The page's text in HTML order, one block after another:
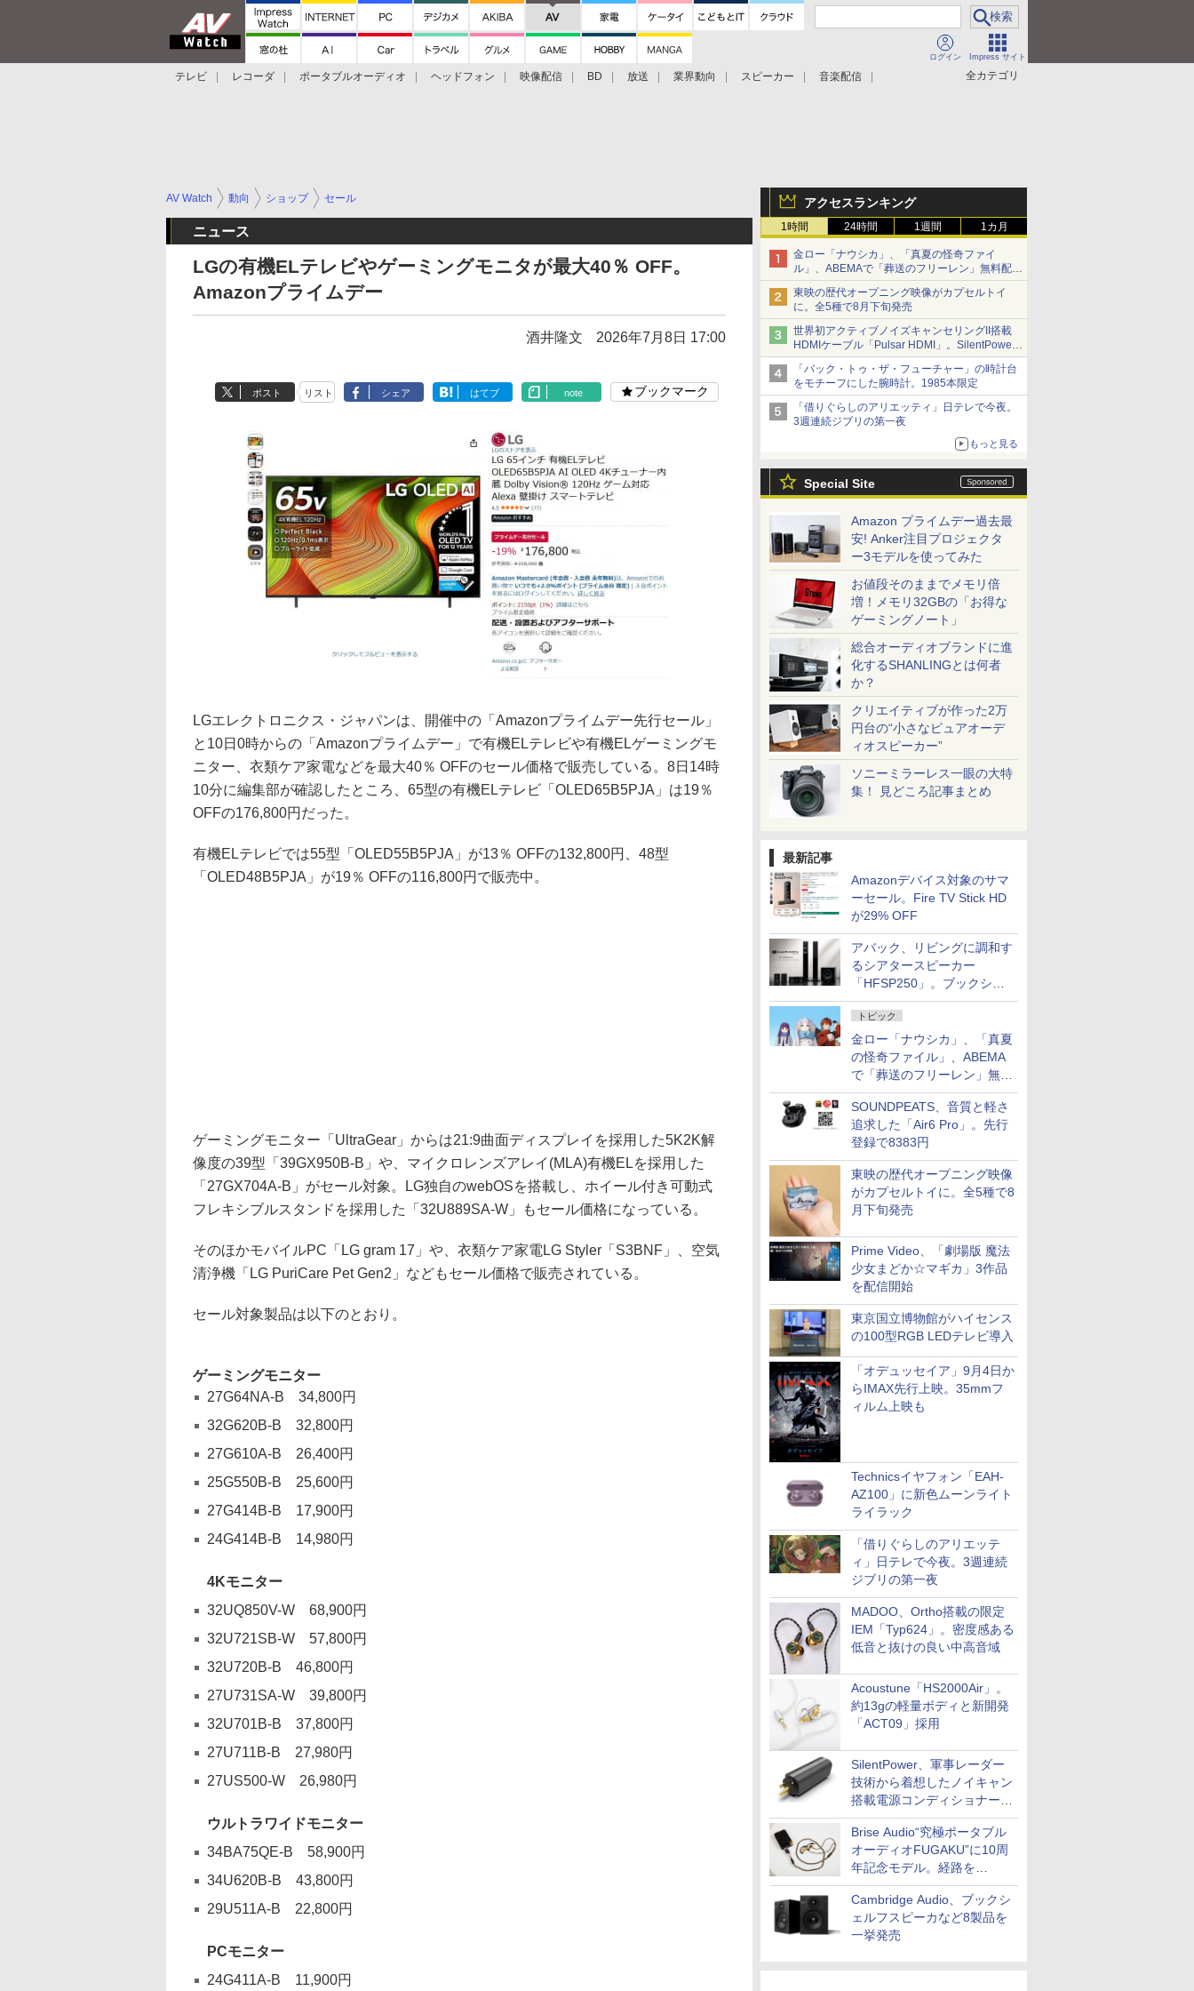
ログイン Impress サイト
全カテゴリ
テレビ レコーダ ポータブルオーディオ ヘッドフォン 映像配信 BD 放送 業界動向 スピーカー
音楽配信
アクセスランキング
1時間 24時間 1週間 1カ月
金ロー「ナウシカ」、「真夏の怪奇ファイ
ル」、ABEMAで「葬送のフリーレン」無料配信
など。夏の特番・配信情報
東映の歴代オープニング映像がカプセルトイ
に。全5種で8月下旬発売
世界初アクティブノイズキャンセリングII搭載
HDMIケーブル「Pulsar HDMI」。SilentPower
から
「バック・トゥ・ザ・フューチャー」の時計台
をモチーフにした腕時計。1985本限定
「借りぐらしのアリエッティ」日テレで今夜。
3週連続ジブリの第一夜
もっと見る
Special Site
Amazon プライムデー過去最
安! Anker注目プロジェクタ
ー3モデルを使ってみた
お値段そのままでメモリ倍
増！メモリ32GBの「お得な
ゲーミングノート」
総合オーディオブランドに進
化するSHANLINGとは何者
か？
クリエイティブが作った2万
円台の“小さなピュアオーデ
ィオスピーカー”
ソニーミラーレス一眼の大特
集！ 見どころ記事まとめ
最新記事
Amazonデバイス対象のサマ
ーセール。Fire TV Stick HD
が29% OFF
アバック、リビングに調和す
るシアタースピーカー
「HFSP250」。ブックシェ
ルフはペア3万円以下
トピック
金ロー「ナウシカ」、「真夏
の怪奇ファイル」、ABEMA
で「葬送のフリーレン」無料
配信など。夏の特番・配信情
報
SOUNDPEATS、音質と軽さ
追求した「Air6 Pro」。先行
登録で8383円
東映の歴代オープニング映像
がカプセルトイに。全5種で8
月下旬発売
Prime Video、「劇場版 魔法
少女まどか☆マギカ」3作品
を配信開始
東京国立博物館がハイセンス
の100型RGB LEDテレビ導入
「オデュッセイア」9月4日か
らIMAX先行上映。35mmフ
ィルム上映も
Technicsイヤフォン「EAH-
AZ100」に新色ムーンライト
ライラック
「借りぐらしのアリエッテ
ィ」日テレで今夜。3週連続
ジブリの第一夜
MADOO、Ortho搭載の限定
IEM「Typ624」。密度感ある
低音と抜けの良い中高音域
Acoustune「HS2000Air」。
約13gの軽量ボディと新開発
「ACT09」採用
SilentPower、軍事レーダー
技術から着想したノイキャン
搭載電源コンディショナー
「AC iPurifier2」
Brise Audio“究極ポータブル
オーディオFUGAKU”に10周
年記念モデル。経路を
NISHIKIで統一。400万円
Cambridge Audio、ブックシ
ェルフスピーカなど8製品を
一挙発売
AV Watch 動向 ショップ セール
ニュース
LGの有機ELテレビやゲーミングモニタが最大40％ OFF。
Amazonプライムデー
酒井隆文 2026年7月8日 17:00
ポスト リスト シェア はてブ note ブックマーク
LGエレクトロニクス・ジャパンは、開催中の「Amazonプライムデー先行セール」
と10日0時からの「Amazonプライムデー」で有機ELテレビや有機ELゲーミングモ
ニター、衣類ケア家電などを最大40％ OFFのセール価格で販売している。8日14時
10分に編集部が確認したところ、65型の有機ELテレビ「OLED65B5PJA」は19％
OFFの176,800円だった。
有機ELテレビでは55型「OLED55B5PJA」が13％ OFFの132,800円、48型
「OLED48B5PJA」が19％ OFFの116,800円で販売中。
ゲーミングモニター「UltraGear」からは21:9曲面ディスプレイを採用した5K2K解
像度の39型「39GX950B-B」や、マイクロレンズアレイ(MLA)有機ELを採用した
「27GX704A-B」がセール対象。LG独自のwebOSを搭載し、ホイール付き可動式
フレキシブルスタンドを採用した「32U889SA-W」もセール価格になっている。
そのほかモバイルPC「LG gram 17」や、衣類ケア家電LG Styler「S3BNF」、空気
清浄機「LG PuriCare Pet Gen2」などもセール価格で販売されている。
セール対象製品は以下のとおり。
ゲーミングモニター
27G64NA-B 34,800円
32G620B-B 32,800円
27G610A-B 26,400円
25G550B-B 25,600円
27G414B-B 17,900円
24G414B-B 14,980円
4Kモニター
32UQ850V-W 68,900円
32U721SB-W 57,800円
32U720B-B 46,800円
27U731SA-W 39,800円
32U701B-B 37,800円
27U711B-B 27,980円
27US500-W 26,980円
ウルトラワイドモニター
34BA75QE-B 58,900円
34U620B-B 43,800円
29U511A-B 22,800円
PCモニター
24G411A-B 11,900円